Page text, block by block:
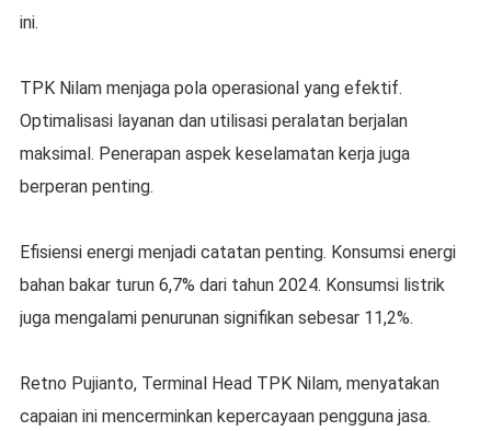
ini.
TPK Nilam menjaga pola operasional yang efektif.
Optimalisasi layanan dan utilisasi peralatan berjalan
maksimal. Penerapan aspek keselamatan kerja juga
berperan penting.
Efisiensi energi menjadi catatan penting. Konsumsi energi
bahan bakar turun 6,7% dari tahun 2024. Konsumsi listrik
juga mengalami penurunan signifikan sebesar 11,2%.
Retno Pujianto, Terminal Head TPK Nilam, menyatakan
capaian ini mencerminkan kepercayaan pengguna jasa.